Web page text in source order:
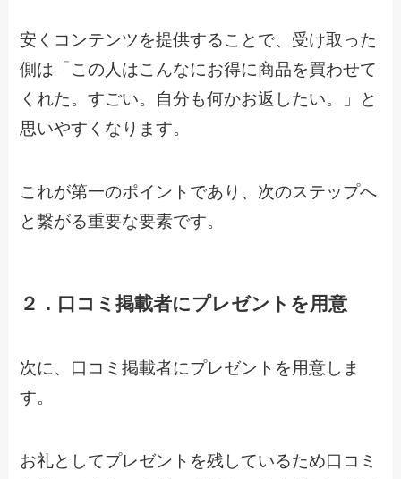
安くコンテンツを提供することで、受け取った
側は「この人はこんなにお得に商品を買わせて
くれた。すごい。自分も何かお返したい。」と
思いやすくなります。
これが第一のポイントであり、次のステップへ
と繋がる重要な要素です。
２．口コミ掲載者にプレゼントを用意
次に、口コミ掲載者にプレゼントを用意しま
す。
お礼としてプレゼントを残しているため口コミ